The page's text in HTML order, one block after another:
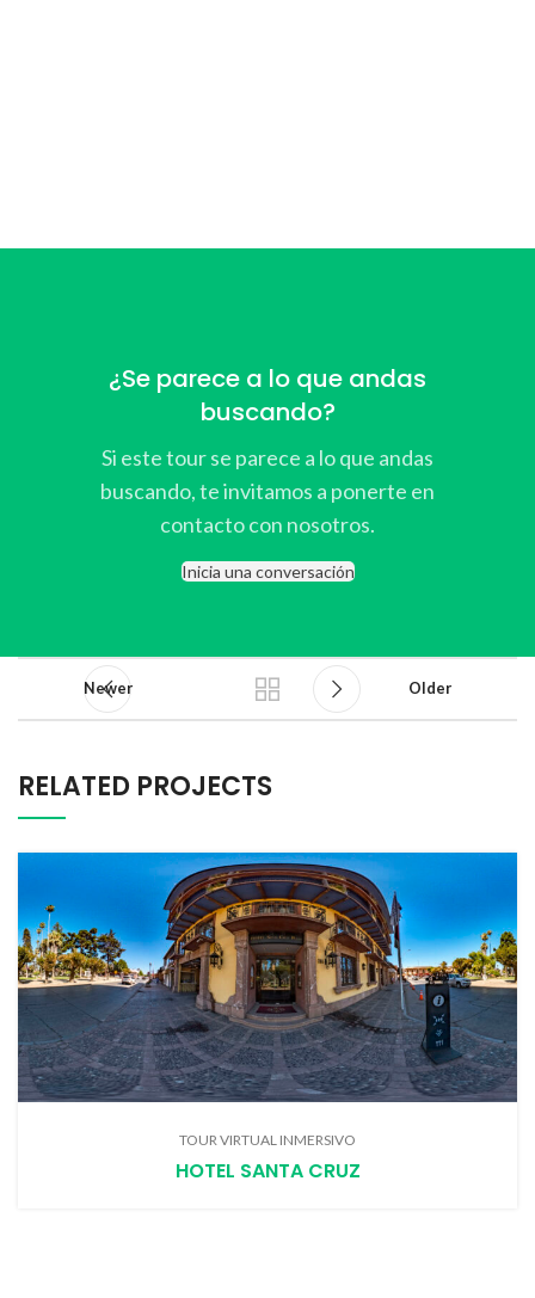
¿Se parece a lo que andas
buscando?
Si este tour se parece a lo que andas
buscando, te invitamos a ponerte en
contacto con nosotros.
Inicia una conversación
Newer Older
RELATED PROJECTS
TOUR VIRTUAL INMERSIVO
HOTEL SANTA CRUZ